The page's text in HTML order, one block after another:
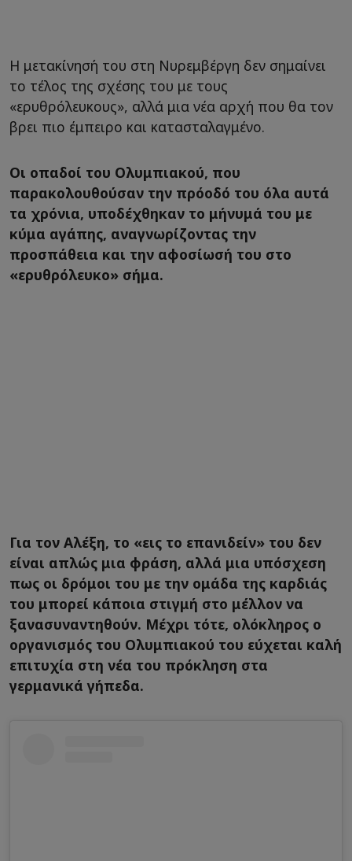
Η μετακίνησή του στη Νυρεμβέργη δεν σημαίνει
το τέλος της σχέσης του με τους
«ερυθρόλευκους», αλλά μια νέα αρχή που θα τον
βρει πιο έμπειρο και κατασταλαγμένο.
Οι οπαδοί του Ολυμπιακού, που
παρακολουθούσαν την πρόοδό του όλα αυτά
τα χρόνια, υποδέχθηκαν το μήνυμά του με
κύμα αγάπης, αναγνωρίζοντας την
προσπάθεια και την αφοσίωσή του στο
«ερυθρόλευκο» σήμα.
Για τον Αλέξη, το «εις το επανιδείν» του δεν
είναι απλώς μια φράση, αλλά μια υπόσχεση
πως οι δρόμοι του με την ομάδα της καρδιάς
του μπορεί κάποια στιγμή στο μέλλον να
ξανασυναντηθούν. Μέχρι τότε, ολόκληρος ο
οργανισμός του Ολυμπιακού του εύχεται καλή
επιτυχία στη νέα του πρόκληση στα
γερμανικά γήπεδα.